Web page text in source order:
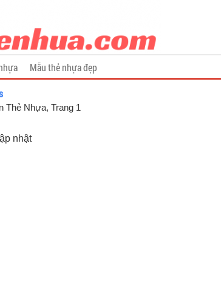
Mẫu thẻ nhựa đẹp
Thẻ Nhựa, Trang 1
nhật